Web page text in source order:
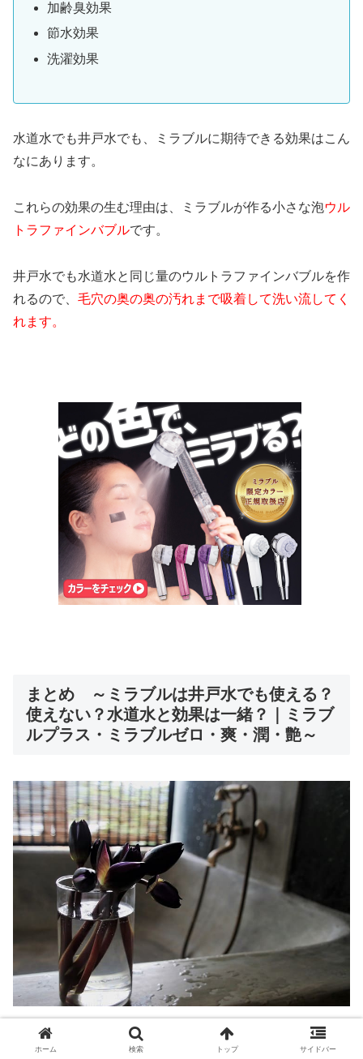
加齢臭効果
節水効果
洗濯効果
水道水でも井戸水でも、ミラブルに期待できる効果はこん
なにあります。
これらの効果の生む理由は、ミラブルが作る小さな泡ウル
トラファインバブルです。
井戸水でも水道水と同じ量のウルトラファインバブルを作
れるので、 毛穴の奥の奥の汚れまで吸着して洗い流してく
れます。
まとめ ～ミラブルは井戸水でも使える？
使えない？水道水と効果は一緒？｜ミラブ
ルプラス・ミラブルゼロ・爽・潤・艶～
ミラブルは井戸水でも使えます。
ホーム 検索 トップ サイドバー